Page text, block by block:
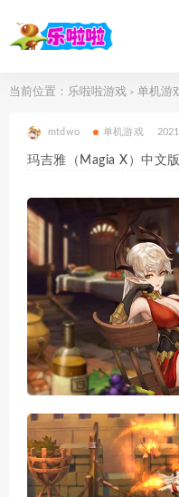
当前位置： 乐啦啦游戏 > 单机游
mtdwo 单机游戏
玛吉雅（Magia X）中文